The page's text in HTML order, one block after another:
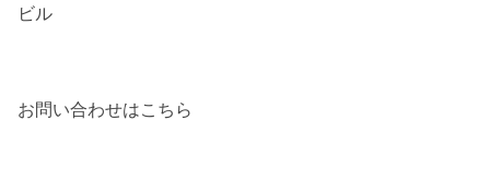
ビル
お問い合わせはこちら